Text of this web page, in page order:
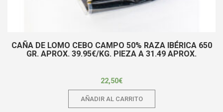
CAÑA DE LOMO CEBO CAMPO 50% RAZA IBÉRICA 650
GR. APROX. 39.95€/KG. PIEZA A 31.49 APROX.
22,50€
AÑADIR AL CARRITO